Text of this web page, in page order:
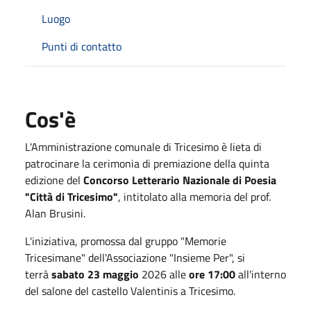
Luogo
Punti di contatto
Cos'è
L'Amministrazione comunale di Tricesimo è lieta di
patrocinare la cerimonia di premiazione della quinta
edizione del Concorso Letterario Nazionale di Poesia
"Città di Tricesimo", intitolato alla memoria del prof.
Alan Brusini.
L'iniziativa, promossa dal gruppo "Memorie
Tricesimane" dell'Associazione "Insieme Per", si
terràsabato 23 maggio 2026 alleore 17:00all'interno
del salone del castello Valentinis a Tricesimo.